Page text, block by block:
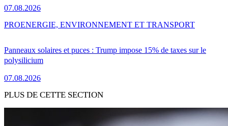
07.08.2026
Panneaux solaires et puces : Trump impose 15% de taxes sur le
polysilicium
07.08.2026
PROENERGIE, ENVIRONNEMENT ET TRANSPORT
PLUS DE CETTE SECTION